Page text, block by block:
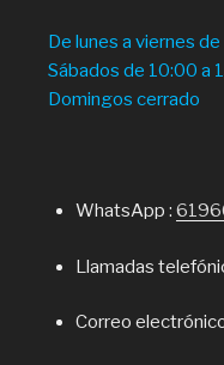
De lunes a viernes
Sábados de 10:00 a
Domingos cerrado
WhatsApp :
Llamadas
Correo